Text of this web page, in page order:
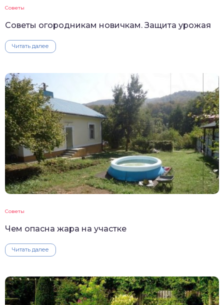
Советы
Советы огородникам новичкам. Защита урожая
Читать далее
Советы
Чем опасна жара на участке
Читать далее